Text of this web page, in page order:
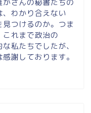
さんの秘書たちの
わかり合えない
つけるのか。つま
れまで政治の
私たちでしたが、
謝しております。